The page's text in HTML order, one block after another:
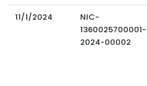
Ejecución Presupuestaria
Obras y proyectos
11/1/2024
NIC-
1360025700001-
2024-00002